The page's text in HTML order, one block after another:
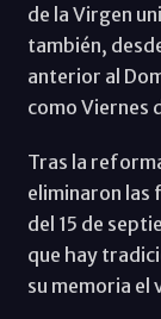
de la Virgen
también,
anterior al
como Viernes
Tras la
eliminaron las
del 15 de
que hay
su memoria el